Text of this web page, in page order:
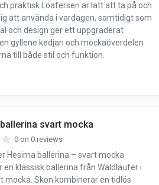
praktisk Loafersen är lätt att ta på och
att använda i vardagen, samtidigt som
och design ger ett uppgraderat
gyllene kedjan och mockaöverdelen
till både stil och funktion.
svart mocka
0 on 0 reviews
Hesima ballerina – svart mocka
en klassisk ballerina från Waldläufer i
mocka. Skon kombinerar en tidlös